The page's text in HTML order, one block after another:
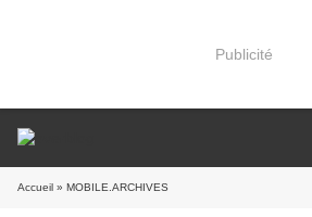
Publicité
Accueil » MOBILE.ARCHIVES